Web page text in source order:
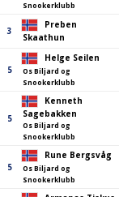
Snookerklubb
3
Preben
Skaathun
5
Helge Seilen
Os Biljard og
Snookerklubb
5
Kenneth
Sagebakken
Os Biljard og
Snookerklubb
5
Rune Bergsvåg
Os Biljard og
Snookerklubb